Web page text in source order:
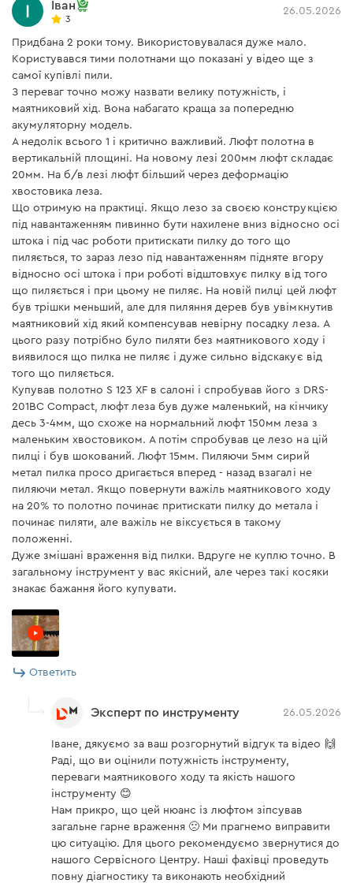
​​Автономность
Продолжительность автономной работы зависит от
установленной АКБ:
ВР-240: 49 пропилов, работа без перерыва 14
мин (сосновый брус 100х100 мм)
ВР-260: 58 пропилов, работа без перерыва 19
мин (сосновый брус 100х100 мм)
Не рекомендуется использовать аккумулятор BP-220.
Іван
3
26.05.2026
Придбана 2 роки тому. Використовувалася дуже мало.
Користувався тими полотнами що показані у відео ще з
самої купівлі пили.
З переваг точно можу назвати велику потужність, і
маятниковий хід. Вона набагато краща за попередню
акумуляторну модель.
А недолік всього 1 і критично важливий. Люфт полотна в
вертикальній площині. На новому лезі 200мм люфт складає
20мм. На б/в лезі люфт більший через деформацію
хвостовика леза.
Що отримую на практиці. Якщо лезо за своєю конструкцією
під навантаженням пивинно бути нахилене вниз відносно осі
штока і під час роботи притискати пилку до того що
пиляється, то зараз лезо під навантаженням підняте вгору
відносно осі штока і при роботі відштовхує пилку від того
що пиляється і при цьому не пиляє. На новій пилці цей люфт
був трішки меньший, але для пиляння дерев був увімкнутив
маятниковий хід який компенсував невірну посадку леза. А
цього разу потрібно було пиляти без маятникового ходу і
виявилося що пилка не пиляє і дуже сильно відскакує від
того що пиляється.
Купував полотно S 123 XF в салоні і спробував його з DRS-
201BC Compact, люфт леза був дуже маленький, на кінчику
десь 3-4мм, що схоже на нормальний люфт 150мм леза з
маленьким хвостовиком. А потім спробував це лезо на цій
пилці і був шокований. Люфт 15мм. Пиляючи 5мм сирий
метал пилка просо дригається вперед - назад взагалі не
пиляючи метал. Якщо повернути важіль маятникового ходу
на 20% то полотно починає притискати пилку до метала і
починає пиляти, але важіль не віксується в такому
положенні.
Дуже змішані враження від пилки. Вдруге не куплю точно. В
загальному інструмент у вас якісний, але через такі косяки
знакає бажання його купувати.
Ответить
Эксперт по инструменту 26.05.2026
Іване, дякуємо за ваш розгорнутий відгук та відео 🙌
Раді, що ви оцінили потужність інструменту,
переваги маятникового ходу та якість нашого
інструменту 😊
Нам прикро, що цей нюанс із люфтом зіпсував
загальне гарне враження 🙁 Ми прагнемо виправити
цю ситуацію. Для цього рекомендуємо звернутися до
нашого Сервісного Центру. Наші фахівці проведуть
повну діагностику та виконають необхідний